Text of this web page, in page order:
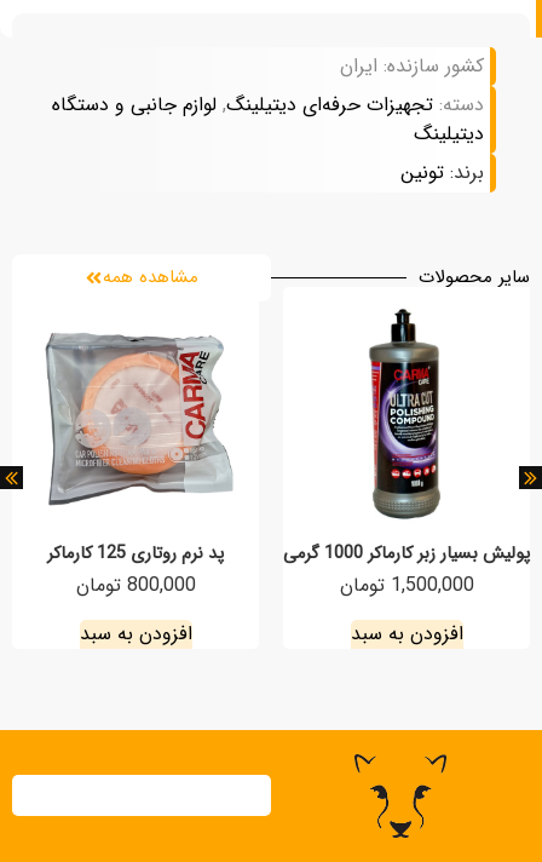
کشور سازنده: ایران
دسته: تجهیزات حرفه‌ای دیتیلینگ, لوازم جانبی و دستگاه‌
دیتیلینگ
برند: تونین
سایر محصولات مشاهده همه
پولیش بسیار زبر کارماکر 1000 گرمی
1,500,000 تومان
افزودن به سبد
پد نرم روتاری 125 کارماکر
800,000 تومان
افزودن به سبد